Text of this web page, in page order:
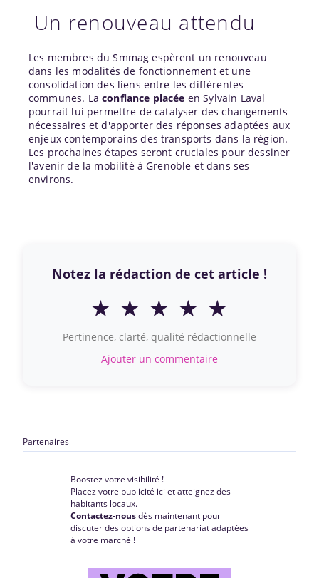
Un renouveau attendu
Les membres du Smmag espèrent un renouveau
dans les modalités de fonctionnement et une
consolidation des liens entre les différentes
communes. Laconfiance placée en Sylvain Laval
pourrait lui permettre de catalyser des changements
nécessaires et d'apporter des réponses adaptées aux
enjeux contemporains des transports dans la région.
Les prochaines étapes seront cruciales pour dessiner
l'avenir de la mobilité à Grenoble et dans ses
environs.
Notez la rédaction de cet article !
★ ★ ★ ★ ★
Pertinence, clarté, qualité rédactionnelle
Ajouter un commentaire
Partenaires
Boostez votre visibilité !
Placez votre publicité ici et atteignez des
habitants locaux.
Contactez-nousdès maintenant pour
discuter des options de partenariat adaptées
à votre marché !